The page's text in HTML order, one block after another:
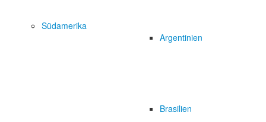
Südamerika
Argentinien
Brasilien